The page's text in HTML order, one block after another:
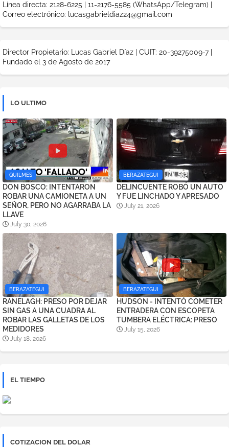
Línea directa: 2128-6225 | 11-2176-5585 (WhatsApp/Telegram) |
Correo electrónico: lucasgabrieldiaz24@gmail.com
Director Propietario: Lucas Gabriel Díaz | CUIT: 20-39275009-7 |
Fundado el 3 de Agosto de 2017
LO ULTIMO
QUILMES
DON BOSCO: INTENTARON
ROBAR UNA CAMIONETA A UN
SEÑOR, PERO NO AGARRABA LA
LLAVE
July 30, 2026
BERAZATEGUI
DELINCUENTE ROBÓ UN AUTO
Y FUE LINCHADO Y APRESADO
July 21, 2026
BERAZATEGUI
RANELAGH: PRESO POR DEJAR
SIN GAS A UNA CUADRA AL
ROBAR LAS GALLETAS DE LOS
MEDIDORES
July 18, 2026
BERAZATEGUI
HUDSON - INTENTÓ COMETER
ENTRADERA CON ESCOPETA
TUMBERA ELÉCTRICA: PRESO
July 15, 2026
EL TIEMPO
COTIZACION DEL DOLAR